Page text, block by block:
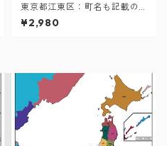
東京都江東区：町名も記載の
地図データ（PDF・Aiファイ
ル）
¥2,980